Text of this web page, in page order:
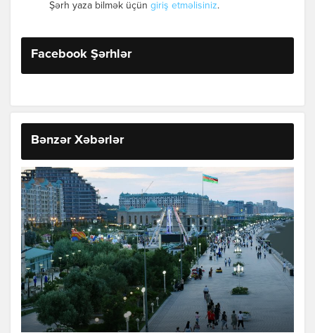
Şərh yaza bilmək üçün giriş etməlisiniz.
Facebook Şərhlər
Bənzər Xəbərlər